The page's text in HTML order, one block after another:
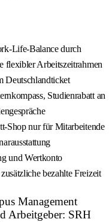
Life-Balance durch
flexibler Arbeitszeitrahmen
Deutschlandticket
Studienrabatt an
Shop nur für Mitarbeitende
und Wertkonto
bezahlte Freizeit
Management
Arbeitgeber: SRH